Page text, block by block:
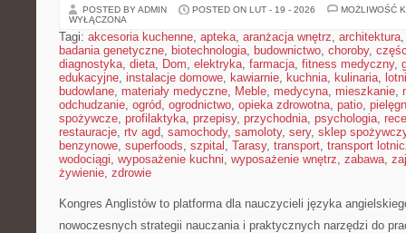
POSTED BY ADMIN POSTED ON LUT - 19 - 2026
MOŻLIWOŚĆ
WYŁĄCZONA
Tagi: akcesoria kuchenne, apteka, aranżacja wnętrz, architektura
badania genetyczne, biotechnologia, budownictwo, choroby,
diagnostyka, dieta, Dom, elektryka, farmacja, fitness medyczny,
edukacyjne, instalacje domowe, kawiarnie, kuchnia, kulinaria,
budowlane, materiały medyczne, Meble, medycyna, mieszkanie,
odchudzanie, ogród, ogrodnictwo, opieka zdrowotna, patio,
spożywcze, profilaktyka, przepisy, przychodnia, psychologia,
restauracje, rtv agd, samochody, samoloty, sery, sklep
benzynowe, superfoods, szpital , Tarasy, transport, transport
wodociągi, wyposażenie kuchni, wyposażenie wnętrz, zabawa,
żywienie, zdrowie
Kongres Anglistów to platforma dla nauczycieli języka
nowoczesnych strategii nauczania i praktycznych narzędzi do